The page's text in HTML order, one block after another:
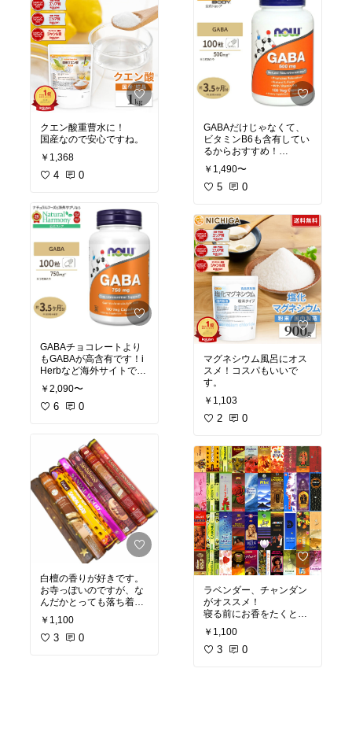
クエン酸重曹水に！
国産なので安心ですね。
￥1,368
4 0
GABAチョコレートより
もGABAが高含有です！i
Herbなど海外サイトで買
うのが不安なかたは、ま
ず楽天市場から買ってみ
るとよいと思います。
￥2,090〜
6 0
白檀の香りが好きです。
お寺っぽいのですが、な
んだかとっても落ち着く
のです。
ぜひ試してみてください
✨
￥1,100
3 0
GABAだけじゃなくて、
ビタミンB6も含有してい
るからおすすめ！
iHerbでも買えます。
￥1,490〜
5 0
マグネシウム風呂にオス
スメ！コスパもいいで
す。
￥1,103
2 0
ラベンダー、チャンダン
がオススメ！
寝る前にお香をたくと癒
されます…
￥1,100
3 0